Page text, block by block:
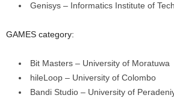
Genisys – Informatics Institute of
GAMES category:
Bit Masters – University of Moratuwa
hileLoop – University of Colombo
Bandi Studio – University of